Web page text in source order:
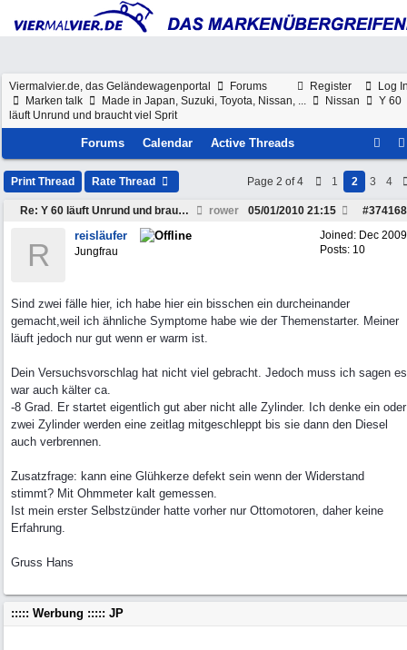
Register Log
Viermalvier.de, das Geländewagenportal
Forums
Marken talk
Made in Japan, Suzuki, Toyota, Nissan, ... Nissan
Y 60
läuft Unrund und braucht viel Sprit
Forums Calendar Active Threads
Print Thread Rate Thread Page 2 of 4 1 2 3 4
Re: Y 60 läuft Unrund und braucht viel Sprit rower #374168
05/01/2010 21:15
Joined: Dec 2009
Posts: 10
R
reisläufer
Jungfrau
Sind zwei fälle hier, ich habe hier ein bisschen ein durcheinander
gemacht,weil ich ähnliche Symptome habe wie der Themenstarter. Meiner
läuft jedoch nur gut wenn er warm ist.
Dein Versuchsvorschlag hat nicht viel gebracht. Jedoch muss ich sagen es
war auch kälter ca.
-8 Grad. Er startet eigentlich gut aber nicht alle Zylinder. Ich denke ein oder
zwei Zylinder werden eine zeitlag mitgeschleppt bis sie dann den Diesel
auch verbrennen.
Zusatzfrage: kann eine Glühkerze defekt sein wenn der Widerstand
stimmt? Mit Ohmmeter kalt gemessen.
Ist mein erster Selbstzünder hatte vorher nur Ottomotoren, daher keine
Erfahrung.
Gruss Hans
::::: Werbung ::::: JP